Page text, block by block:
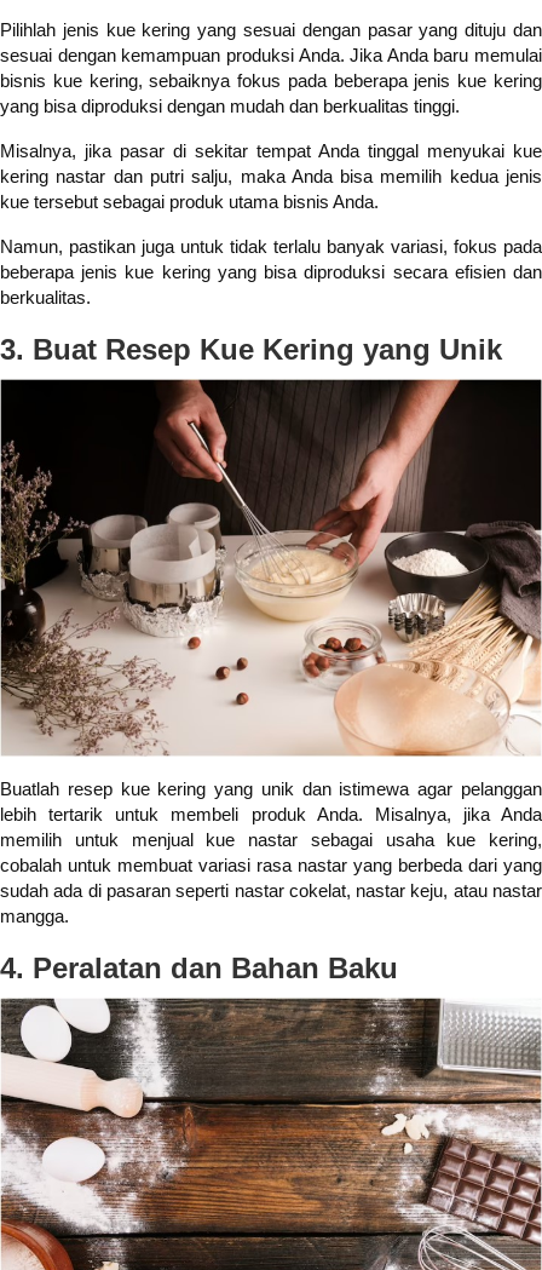
Pilihlah jenis kue kering yang sesuai dengan pasar yang dituju dan
sesuai dengan kemampuan produksi Anda. Jika Anda baru memulai
bisnis kue kering, sebaiknya fokus pada beberapa jenis kue kering
yang bisa diproduksi dengan mudah dan berkualitas tinggi.
Misalnya, jika pasar di sekitar tempat Anda tinggal menyukai kue
kering nastar dan putri salju, maka Anda bisa memilih kedua jenis
kue tersebut sebagai produk utama bisnis Anda.
Namun, pastikan juga untuk tidak terlalu banyak variasi, fokus pada
beberapa jenis kue kering yang bisa diproduksi secara efisien dan
berkualitas.
3. Buat Resep Kue Kering yang Unik
Buatlah resep kue kering yang unik dan istimewa agar pelanggan
lebih tertarik untuk membeli produk Anda. Misalnya, jika Anda
memilih untuk menjual kue nastar sebagai usaha kue kering,
cobalah untuk membuat variasi rasa nastar yang berbeda dari yang
sudah ada di pasaran seperti nastar cokelat, nastar keju, atau nastar
mangga.
4. Peralatan dan Bahan Baku